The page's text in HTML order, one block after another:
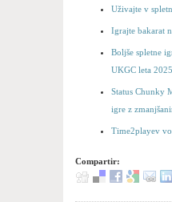
Uživajte v
Igrajte bakarat
Boljše spletne
UKGC leta 2025
Status Chunky
igre z
Time2playev
Compartir: